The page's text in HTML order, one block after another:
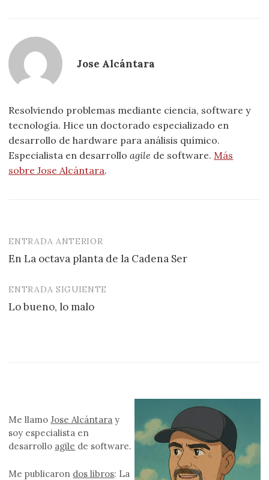
Jose Alcántara
Resolviendo problemas mediante ciencia, software y
tecnología. Hice un doctorado especializado en
desarrollo de hardware para análisis químico.
Especialista en desarrolloagile de software. Más
sobre Jose Alcántara.
Navegación
de
entradas
ENTRADA ANTERIOR
En La octava planta de la Cadena Ser
ENTRADA SIGUIENTE
Lo bueno, lo malo
Me llamoJose Alcántara y
soy especialista en
desarrollo agile de software.
Me publicaron dos libros: La